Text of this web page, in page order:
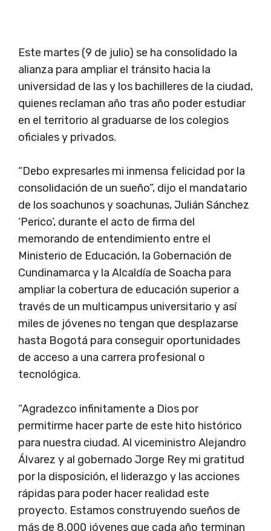
Este martes (9 de julio) se ha consolidado la
alianza para ampliar el tránsito hacia la
universidad de las y los bachilleres de la ciudad,
quienes reclaman año tras año poder estudiar
en el territorio al graduarse de los colegios
oficiales y privados.
“Debo expresarles mi inmensa felicidad por la
consolidación de un sueño”, dijo el mandatario
de los soachunos y soachunas, Julián Sánchez
‘Perico’, durante el acto de firma del
memorando de entendimiento entre el
Ministerio de Educación, la Gobernación de
Cundinamarca y la Alcaldía de Soacha para
ampliar la cobertura de educación superior a
través de un multicampus universitario y así
miles de jóvenes no tengan que desplazarse
hasta Bogotá para conseguir oportunidades
de acceso a una carrera profesional o
tecnológica.
“Agradezco infinitamente a Dios por
permitirme hacer parte de este hito histórico
para nuestra ciudad. Al viceministro Alejandro
Álvarez y al gobernado Jorge Rey mi gratitud
por la disposición, el liderazgo y las acciones
rápidas para poder hacer realidad este
proyecto. Estamos construyendo sueños de
más de 8.000 jóvenes que cada año terminan